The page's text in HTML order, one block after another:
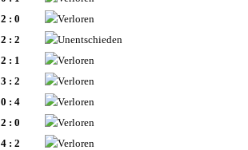
2 : 0
2 : 2
2 : 1
3 : 2
0 : 4
2 : 0
4 : 2